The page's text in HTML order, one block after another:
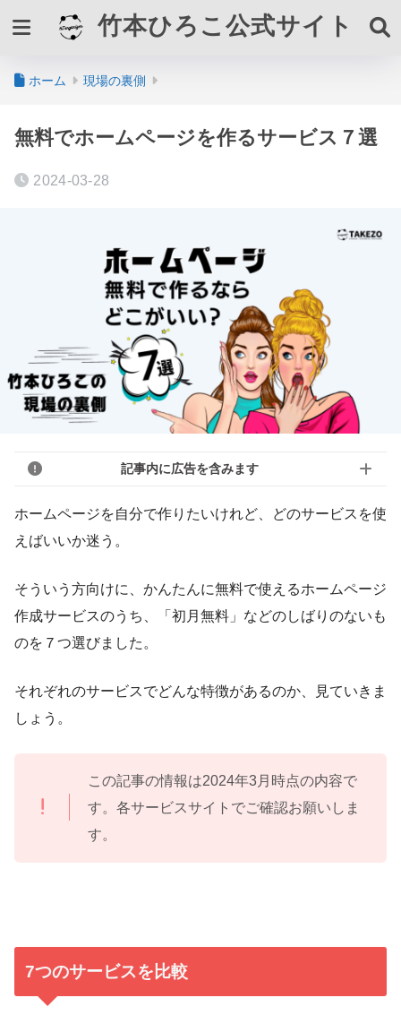
竹本ひろこ公式サイト
ホーム 現場の裏側
無料でホームページを作るサービス７選
2024-03-28
記事内に広告を含みます
ホームページを自分で作りたいけれど、どのサービスを使
えばいいか迷う。
そういう方向けに、かんたんに無料で使えるホームページ
作成サービスのうち、「初月無料」などのしばりのないも
のを７つ選びました。
それぞれのサービスでどんな特徴があるのか、見ていきま
しょう。
この記事の情報は2024年3月時点の内容で
す。各サービスサイトでご確認お願いしま
す。
7つのサービスを比較